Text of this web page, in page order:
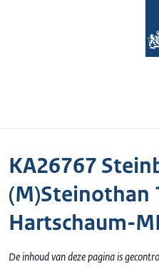
KA26767
(M)Steinothan
Hartschaum-
De inhoud van deze pagina is